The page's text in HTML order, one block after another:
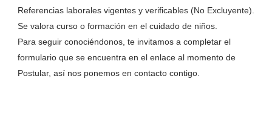
Referencias laborales vigentes y verificables (No Excluyente).
Se valora curso o formación en el cuidado de niños.
Para seguir conociéndonos, te invitamos a completar el
formulario que se encuentra en el enlace al momento de
Postular, así nos ponemos en contacto contigo.